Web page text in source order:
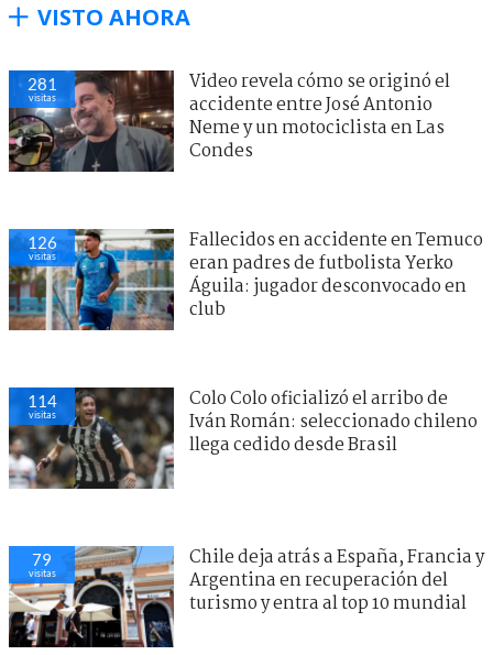
VISTO AHORA
281
visitas
Video revela cómo se originó el
accidente entre José Antonio
Neme y un motociclista en Las
Condes
126
visitas
Fallecidos en accidente en Temuco
eran padres de futbolista Yerko
Águila: jugador desconvocado en
club
114
visitas
Colo Colo oficializó el arribo de
Iván Román: seleccionado chileno
llega cedido desde Brasil
79
visitas
Chile deja atrás a España, Francia y
Argentina en recuperación del
turismo y entra al top 10 mundial